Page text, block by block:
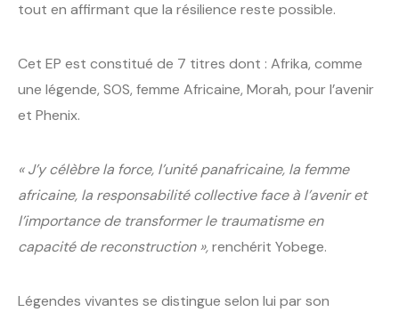
tout en affirmant que la résilience reste possible.
Cet EP est constitué de 7 titres dont : Afrika, comme
une légende, SOS, femme Africaine, Morah, pour l’avenir
et Phenix.
« J’y célèbre la force, l’unité panafricaine, la femme
africaine, la responsabilité collective face à l’avenir et
l’importance de transformer le traumatisme en
capacité de reconstruction »,renchérit Yobege.
Légendes vivantes se distingue selon lui par son